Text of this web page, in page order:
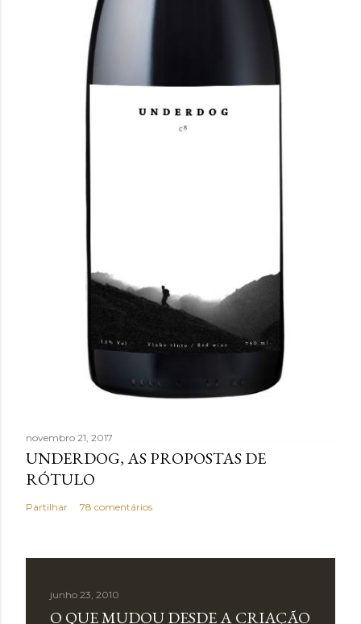
novembro 21, 2017
UNDERDOG, AS PROPOSTAS DE
RÓTULO
Partilhar 78 comentários
junho 23, 2010
O QUE MUDOU DESDE A CRIAÇÃO